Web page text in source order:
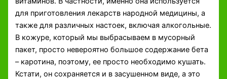
для приготовления лекарств народной медицины, а
также для различных настоек, включая алкогольные.
В кожуре, который мы выбрасываем в мусорный
пакет, просто невероятно большое содержание бета
– каротина, поэтому, ее просто необходимо кушать.
Кстати, он сохраняется и в засушенном виде, а это